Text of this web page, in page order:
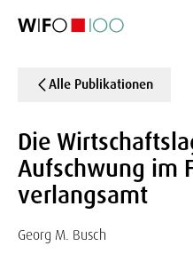
Alle Publikationen
Die
Aufschwung im
verlangsamt
Georg M. Busch